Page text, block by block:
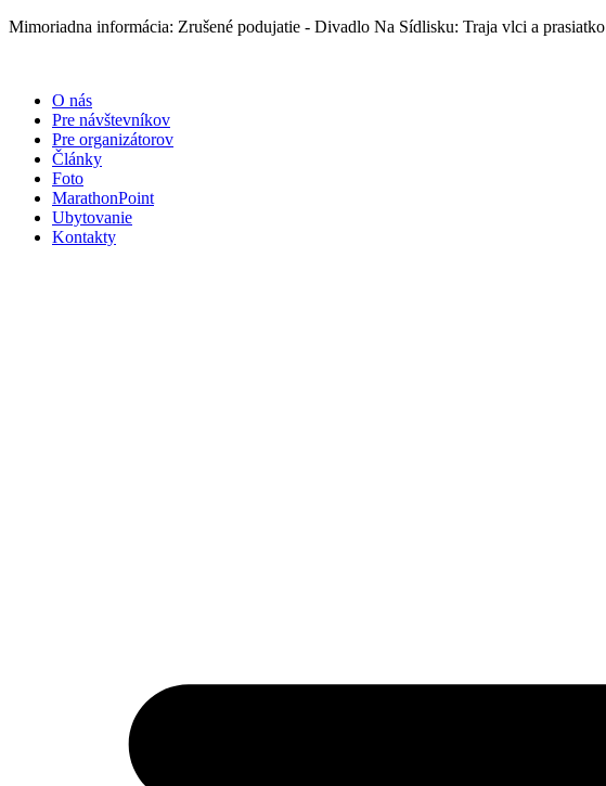
Preskočiť
Mimoriadna informácia: Zrušené podujatie - Divadlo Na Sídlisku: Traja vlci a prasiatko
O nás
Pre návštevníkov
Pre organizátorov
Články
Foto
MarathonPoint
Ubytovanie
Kontakty